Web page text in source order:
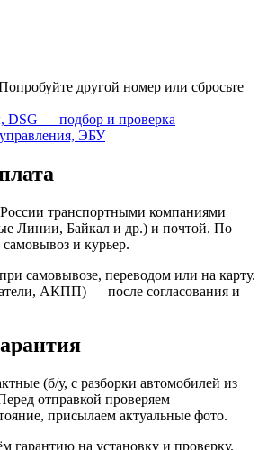
другой номер или сбросьте
транспортными компаниями
Линии, Байкал и др.) и почтой. По
и курьер.
самовывозе, переводом или на карту.
АКПП) — после согласования и
(б/у, с разборки автомобилей из
отправкой проверяем
присылаем актуальные фото.
гарантию на установку и проверку.